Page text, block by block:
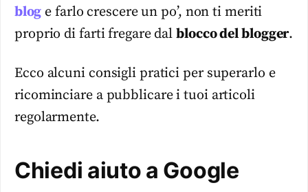
blog e farlo crescere un po’, non ti meriti
proprio di farti fregare dalblocco del blogger.
Ecco alcuni consigli pratici per superarlo e
ricominciare a pubblicare i tuoi articoli
regolarmente.
Chiedi aiuto a Google